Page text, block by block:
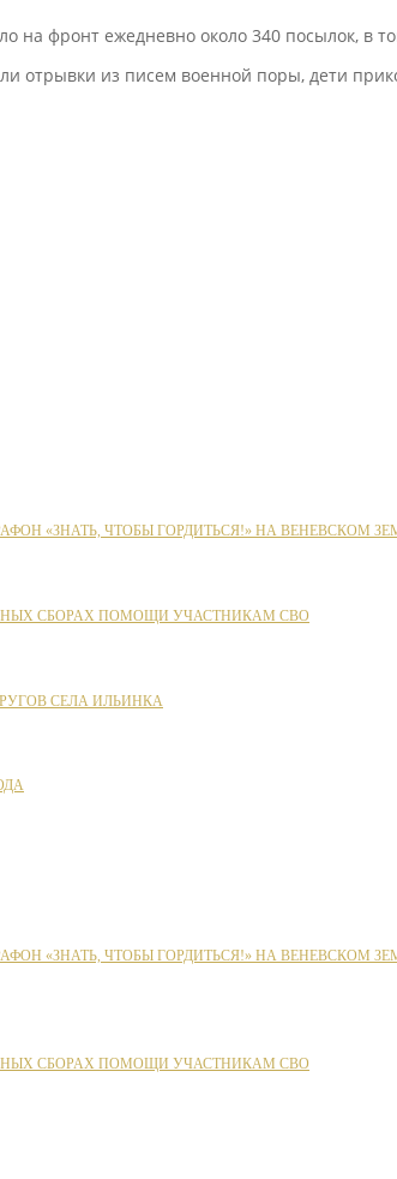
на фронт ежедневно около 340 посылок, в
отрывки из писем военной поры, дети
«ЗНАТЬ, ЧТОБЫ ГОРДИТЬСЯ!» НА ВЕНЕВСКОМ
СБОРАХ ПОМОЩИ УЧАСТНИКАМ СВО
СЕЛА ИЛЬИНКА
«ЗНАТЬ, ЧТОБЫ ГОРДИТЬСЯ!» НА ВЕНЕВСКОМ
СБОРАХ ПОМОЩИ УЧАСТНИКАМ СВО